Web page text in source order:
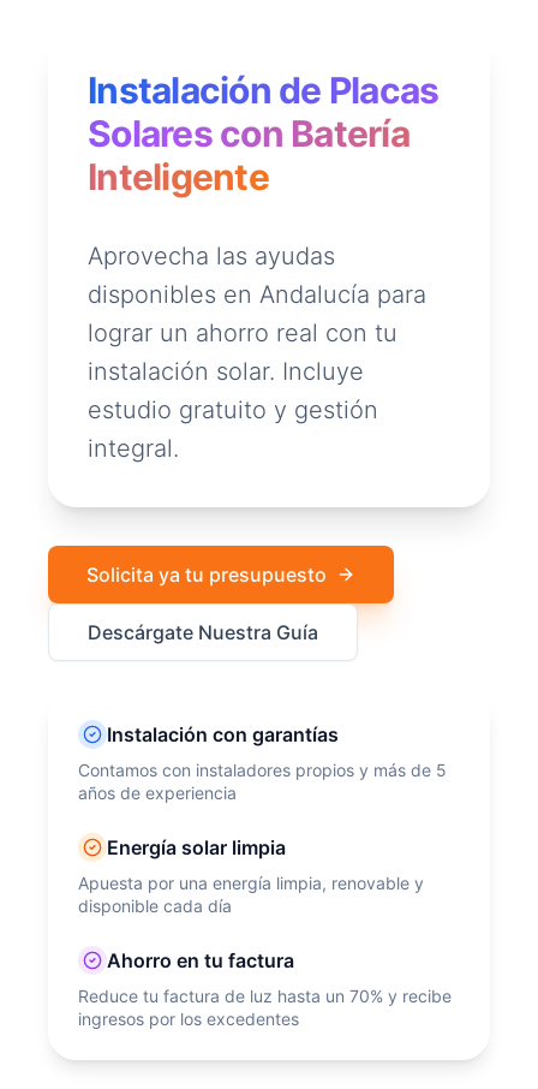
Instalación de Placas
Solares con Batería
Inteligente
Aprovecha las ayudas
disponibles en Andalucía para
lograr un ahorro real con tu
instalación solar. Incluye
estudio gratuito y gestión
integral.
Solicita ya tu presupuesto
Descárgate Nuestra Guía
Instalación con garantías
Contamos con instaladores propios y más de 5
años de experiencia
Energía solar limpia
Apuesta por una energía limpia, renovable y
disponible cada día
Ahorro en tu factura
Reduce tu factura de luz hasta un 70% y recibe
ingresos por los excedentes